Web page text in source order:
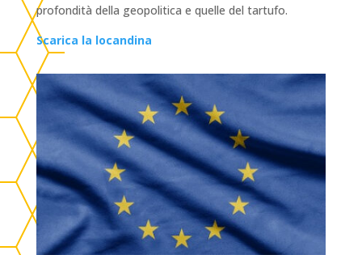
profondità della geopolitica e quelle del tartufo.
Scarica la locandina